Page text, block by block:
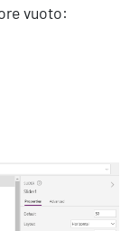
vuoto: